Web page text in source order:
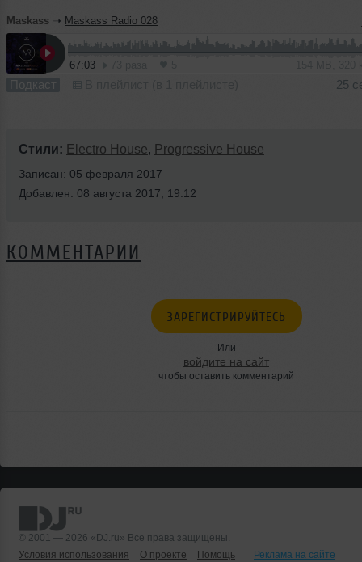
Maskass ➝ Maskass Radio 028
67:03
Подкаст 25
Стили: Electro House, Progressive House
Записан: 05 февраля 2017
Добавлен: 08 августа 2017, 19:12
КОММЕНТАРИИ
ЗАРЕГИСТРИРУЙТЕСЬ
Или
войдите на сайт
чтобы оставить комментарий
© 2001 — 2026 «DJ.ru» Все права защищены.
Условия использования
О проекте Помощь
Реклама на сайте